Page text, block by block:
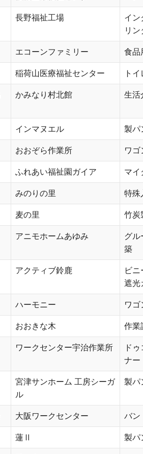
長野福祉工場
イン
リン
エコーンファミリー 食品
稲荷山医療福祉センター ト
かみなり村北館 生活
インマヌエル 製パ
おおぞら作業所 ワゴ
ふれあい福祉園ガイア マイ
みのりの里 特殊
麦の里 竹炭
アニモホームあゆみ
グル
築
アクティブ鈴鹿
ビニ
遮光
ハーモニー ワゴ
おおきな木 作業
ワークセンター宇治作業所
ド
ナー
宮津サンホーム 工房シーガ
ル
製パ
大阪ワークセンター バン
蓮Ⅱ 製パ